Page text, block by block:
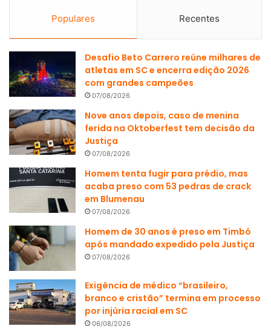
Populares Recentes
Desafio Beto Carrero reúne milhares de
atletas em SC e encerra edição 2026
com grandes campeões
07/08/2026
Nove anos depois, caso de menina
ferida na Oktoberfest tem decisão da
Justiça
07/08/2026
Homem tenta fugir para prédio, mas
acaba preso com 53 pedras de crack
em Blumenau
07/08/2026
Homem de 30 anos é preso em Timbó
após mandado expedido pela Justiça
07/08/2026
Exigência de médico “brasileiro,
branco e cristão” termina em processo
por injúria racial em SC
06/08/2026